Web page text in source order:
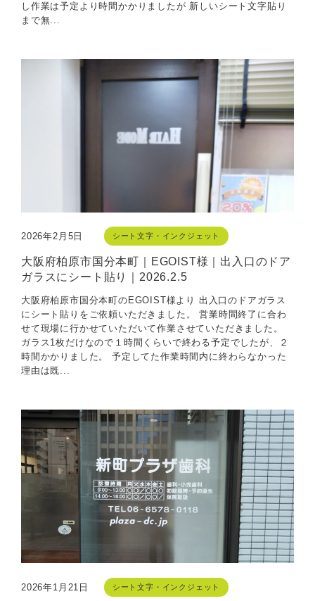
し作業は予定より時間かかりましたが 新しいシート文字貼り
まで無...
2026年2月5日 シート文字・インクジェット
大阪府柏原市国分本町｜EGOIST様｜出入口のドア
ガラスにシート貼り｜2026.2.5
大阪府柏原市国分本町のEGOIST様より 出入口のドアガラス
にシート貼りをご依頼いただきました。 営業時間終了に合わ
せて現場に行かせていただいて作業させていただきました。
ガラス1枚だけなので１時間くらいで終わる予定でしたが、２
時間かかりました。 予定してた作業時間内に終わらなかった
理由は既...
2026年1月21日 シート文字・インクジェット